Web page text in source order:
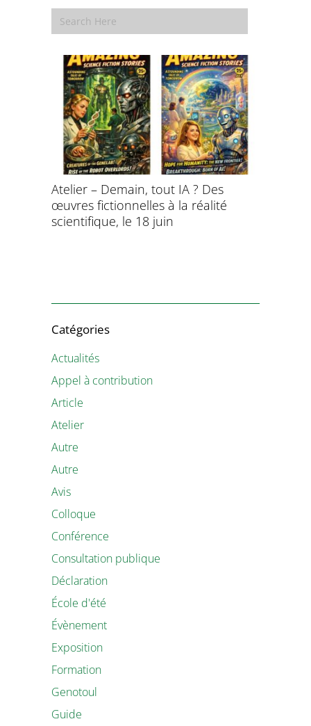
Atelier – Demain, tout IA ? Des
œuvres fictionnelles à la réalité
scientifique, le 18 juin
Catégories
Actualités
Appel à contribution
Article
Atelier
Autre
Autre
Avis
Colloque
Conférence
Consultation publique
Déclaration
École d'été
Évènement
Exposition
Formation
Genotoul
Guide